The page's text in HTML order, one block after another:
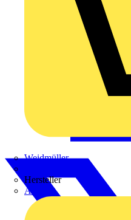
Weidmüller
Hersteller
ABB